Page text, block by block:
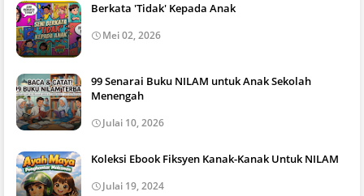
Berkata 'Tidak' Kepada Anak
Mei 02, 2026
99 Senarai Buku NILAM untuk Anak Sekolah
Menengah
Julai 10, 2026
Koleksi Ebook Fiksyen Kanak-Kanak Untuk NILAM
Julai 19, 2024